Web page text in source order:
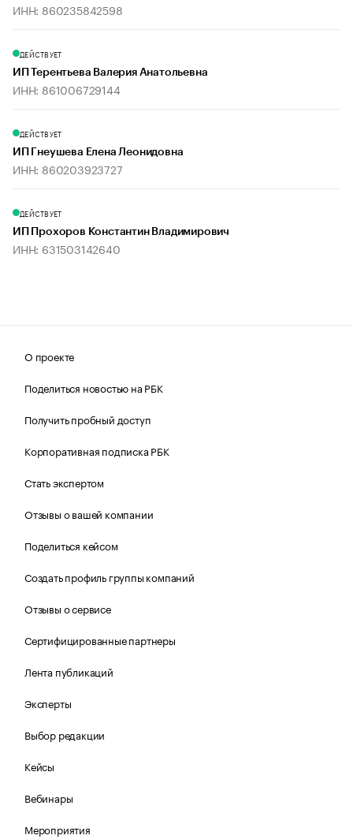
ИНН: 860235842598
ДЕЙСТВУЕТ
ИП Терентьева Валерия Анатольевна
ИНН: 861006729144
ДЕЙСТВУЕТ
ИП Гнеушева Елена Леонидовна
ИНН: 860203923727
ДЕЙСТВУЕТ
ИП Прохоров Константин Владимирович
ИНН: 631503142640
О проекте
Поделиться новостью на РБК
Получить пробный доступ
Корпоративная подписка РБК
Стать экспертом
Отзывы о вашей компании
Поделиться кейсом
Создать профиль группы компаний
Отзывы о сервисе
Сертифицированные партнеры
Лента публикаций
Эксперты
Выбор редакции
Кейсы
Вебинары
Мероприятия